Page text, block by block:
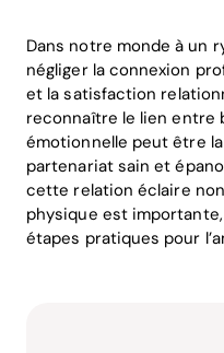
Dans notre monde à un
négliger la connexion
et la satisfaction
reconnaître le lien
émotionnelle peut être
partenariat sain et
cette relation éclaire
physique est
étapes pratiques pour